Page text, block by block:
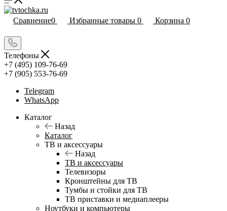
Сравнение0 Избранные товары 0 Корзина 0
Телефоны
+7 (495) 109-76-69
+7 (905) 553-76-69
Telegram
WhatsApp
Каталог
Назад
Каталог
ТВ и аксессуары
Назад
ТВ и аксессуары
Телевизоры
Кронштейны для ТВ
Тумбы и стойки для ТВ
ТВ приставки и медиаплееры
Ноутбуки и компьютеры